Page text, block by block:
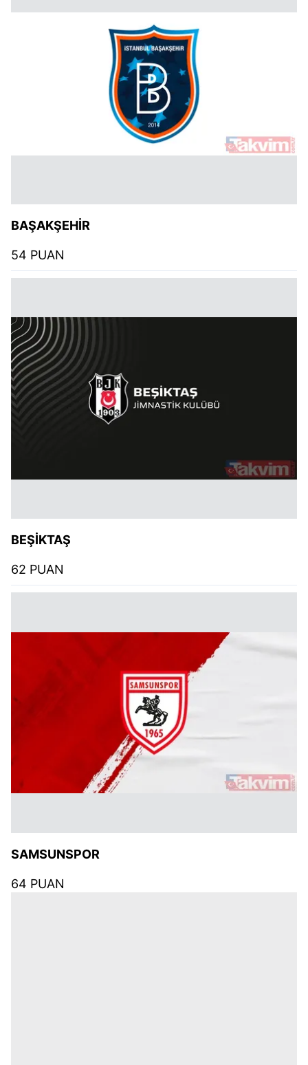
BAŞAKŞEHİR
54 PUAN
BEŞİKTAŞ
62 PUAN
SAMSUNSPOR
64 PUAN